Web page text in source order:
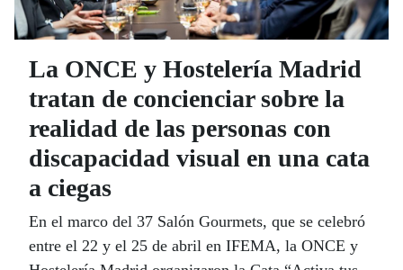
La ONCE y Hostelería Madrid
tratan de concienciar sobre la
realidad de las personas con
discapacidad visual en una cata
a ciegas
En el marco del 37 Salón Gourmets, que se celebró
entre el 22 y el 25 de abril en IFEMA, la ONCE y